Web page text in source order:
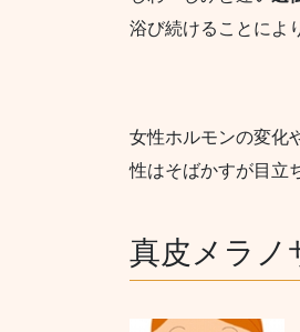
浴び続けることによ
女性ホルモンの変化
性はそばかすが目立
真皮メラノ